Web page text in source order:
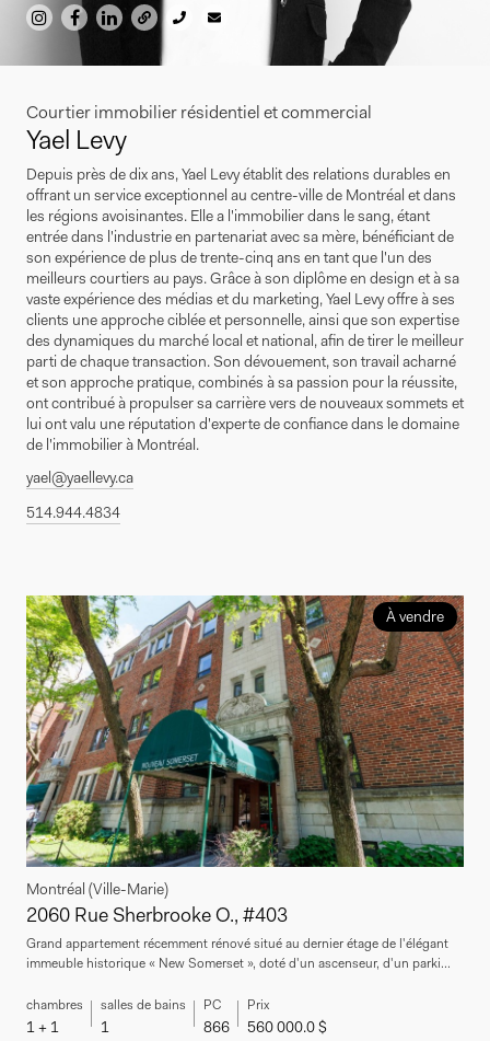
Courtier immobilier résidentiel et commercial
Yael Levy
Depuis près de dix ans, Yael Levy établit des relations durables en
offrant un service exceptionnel au centre-ville de Montréal et dans
les régions avoisinantes. Elle a l'immobilier dans le sang, étant
entrée dans l'industrie en partenariat avec sa mère, bénéficiant de
son expérience de plus de trente-cinq ans en tant que l'un des
meilleurs courtiers au pays. Grâce à son diplôme en design et à sa
vaste expérience des médias et du marketing, Yael Levy offre à ses
clients une approche ciblée et personnelle, ainsi que son expertise
des dynamiques du marché local et national, afin de tirer le meilleur
parti de chaque transaction. Son dévouement, son travail acharné
et son approche pratique, combinés à sa passion pour la réussite,
ont contribué à propulser sa carrière vers de nouveaux sommets et
lui ont valu une réputation d'experte de confiance dans le domaine
de l'immobilier à Montréal.
yael@yaellevy.ca
514.944.4834
À vendre
Montréal (Ville-Marie)
2060 Rue Sherbrooke O., #403
Grand appartement récemment rénové situé au dernier étage de l'élégant
immeuble historique « New Somerset », doté d'un ascenseur, d'un parki...
chambres
1 + 1
salles de bains
1
PC
866
Prix
560 000.0 $